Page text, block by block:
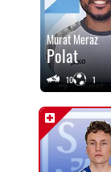
Murat Meraz
Polat
10 1